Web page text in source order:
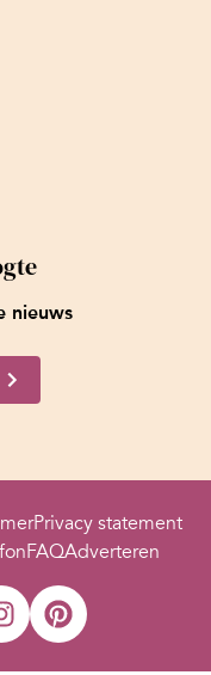
nieuws
Privacy statement
FAQAdverteren